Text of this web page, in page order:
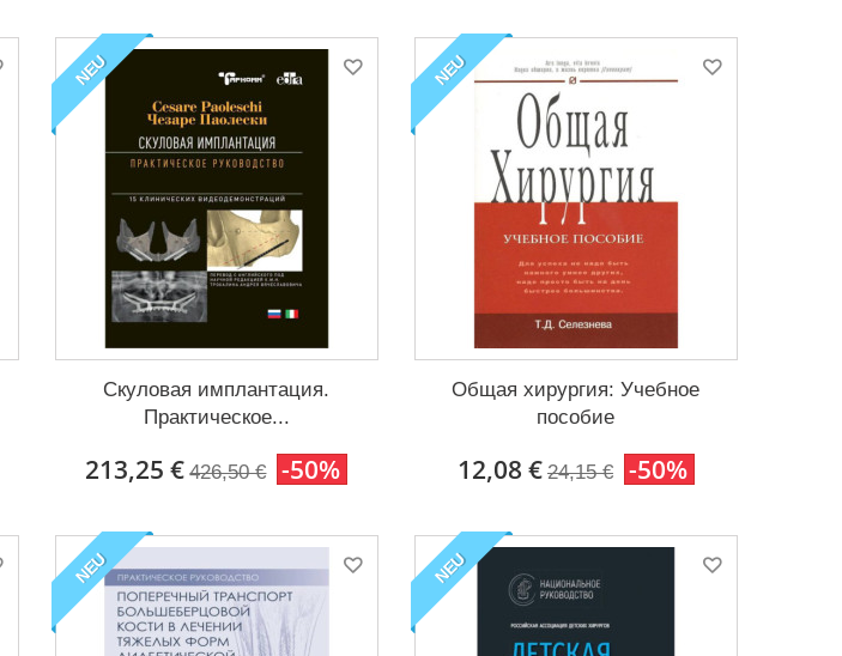
NEU
Скуловая имплантация.
Практическое...
213,25 € 426,50 € -50%
NEU
Общая хирургия: Учебное
пособие
12,08 € 24,15 € -50%
NEU NEU